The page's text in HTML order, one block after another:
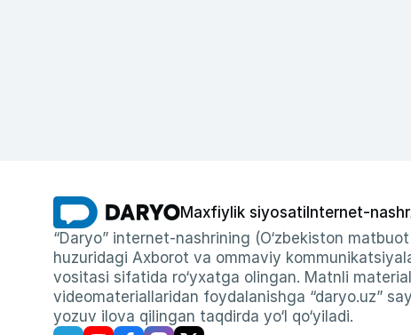
Maxfiylik siyosati Internet-nashr
“Daryo” internet-nashrining (O‘zbekiston
huzuridagi Axborot va ommaviy
vositasi sifatida ro‘yxatga olingan. Matnli
videomateriallaridan foydalanishga “daryo.uz”
yozuv ilova qilingan taqdirda yo‘l qo‘yiladi.